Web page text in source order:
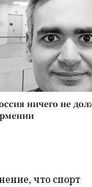
ничего не
что спорт